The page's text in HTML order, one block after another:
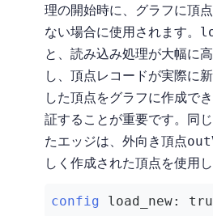
理の開始時に、グラフに頂
ない場合に使用されます。
と、読み込み処理が大幅に
し、頂点レコードが実際に
した頂点をグラフに作成で
証することが重要です。同
たエッジは、外向き頂点
しく作成された頂点を使用し
config load_new: